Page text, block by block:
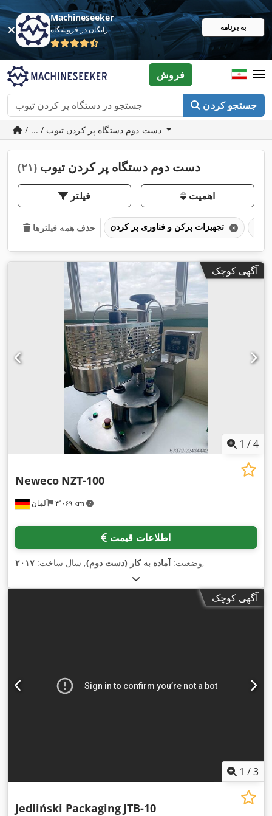
Machineseeker
رایگان در فروشگاه به برنامه
جستجو کردن
فروش
دست دوم دستگاه پر کردن تیوب (۲۱)
فیلتر اهمیت
حذف همه فیلترها
آگهی کوچک
1 /4
آلمان ۴٬۰۶۹ km
Neweco NZT-100
اطلاعات قیمت
وضعیت:آماده به کار (دست دوم), سال ساخت: ۲۰۱۷ ,
آگهی کوچک
1 /3
Jedliński Packaging JTB-10